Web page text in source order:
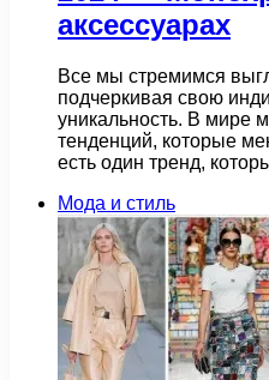
аксессуарах
Все мы стремимся
подчеркивая свою
уникальность. В мире
тенденций, которые
есть один тренд,
Мода и стиль